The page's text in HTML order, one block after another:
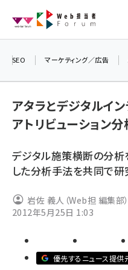
ン
ai (2799)
note (2308)
z世代 (1617)
SEO マーケティング／広告
アタラとデジタルイン
アトリビューション
デジタル施策横断の分
した分析手法を共同で研
岩佐 義人（Web担 編集部）
2012年5月25日 1:03
優先するニュース提供